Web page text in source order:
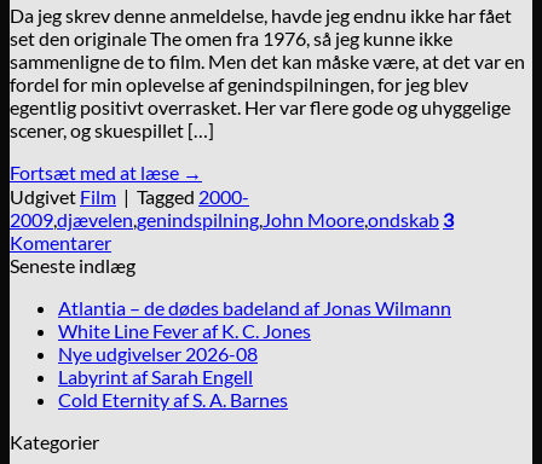
Da jeg skrev denne anmeldelse, havde jeg endnu ikke har fået
set den originale The omen fra 1976, så jeg kunne ikke
sammenligne de to film. Men det kan måske være, at det var en
fordel for min oplevelse af genindspilningen, for jeg blev
egentlig positivt overrasket. Her var flere gode og uhyggelige
scener, og skuespillet […]
Fortsæt med at læse →
Udgivet Film | Tagged 2000-
2009,djævelen,genindspilning,John Moore,ondskab 3
Komentarer
Seneste indlæg
Atlantia – de dødes badeland af Jonas Wilmann
White Line Fever af K. C. Jones
Nye udgivelser 2026-08
Labyrint af Sarah Engell
Cold Eternity af S. A. Barnes
Kategorier